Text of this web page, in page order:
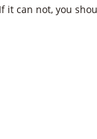
it can not, you